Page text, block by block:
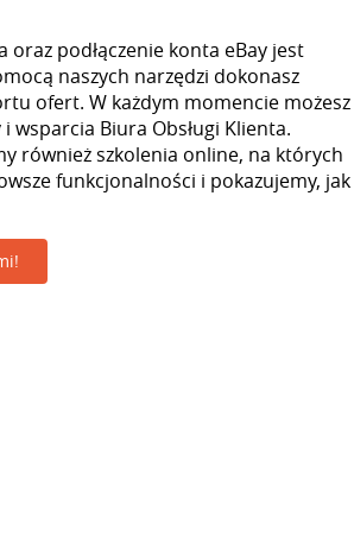
oraz podłączenie konta eBay jest
naszych narzędzi dokonasz
ofert. W każdym momencie możesz
wsparcia Biura Obsługi Klienta.
również szkolenia online, na których
funkcjonalności i pokazujemy, jak